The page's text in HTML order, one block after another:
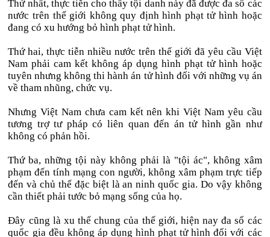
Thứ nhất, thực tiễn cho thấy tội danh này đã được đa số các
nước trên thế giới không quy định hình phạt tử hình hoặc
đang có xu hướng bỏ hình phạt tử hình.
Thứ hai, thực tiễn nhiều nước trên thế giới đã yêu cầu Việt
Nam phải cam kết không áp dụng hình phạt tử hình hoặc
tuyên nhưng không thi hành án tử hình đối với những vụ án
về tham nhũng, chức vụ.
Nhưng Việt Nam chưa cam kết nên khi Việt Nam yêu cầu
tương trợ tư pháp có liên quan đến án tử hình gần như
không có phản hồi.
Thứ ba, những tội này không phải là "tội ác", không xâm
phạm đến tính mạng con người, không xâm phạm trực tiếp
đến và chủ thể đặc biệt là an ninh quốc gia. Do vậy không
cần thiết phải tước bỏ mạng sống của họ.
Đây cũng là xu thế chung của thế giới, hiện nay đa số các
quốc gia đều không áp dụng hình phạt tử hình đối với các